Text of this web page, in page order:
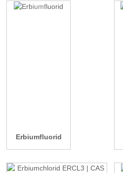
Erbiumfluorid